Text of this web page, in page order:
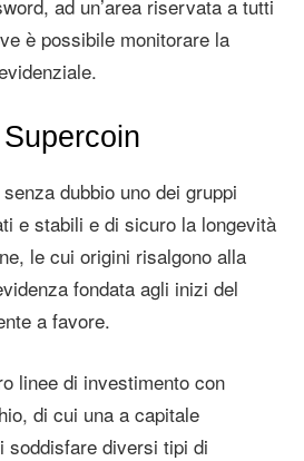
ad un’area riservata a tutti
è possibile monitorare la
Supercoin
dubbio uno dei gruppi
e stabili e di sicuro la longevità
le cui origini risalgono alla
fondata agli inizi del
a favore.
linee di investimento con
di cui una a capitale
soddisfare diversi tipi di